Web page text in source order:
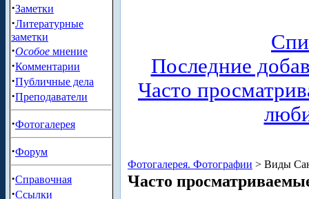
·Заметки
·Литературные
заметки
·Особое мнение
·Комментарии
·Публичные дела
·Преподаватели
·Фотогалерея
·Форум
·Справочная
·Ссылки
Последние
Часто
Фотогалерея. Фотографии > Виды
Часто